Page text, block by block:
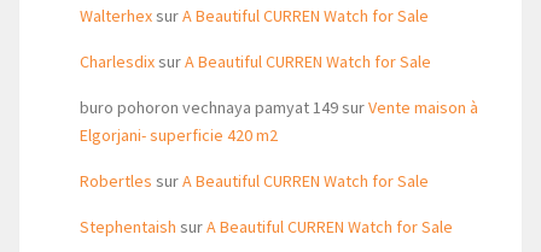
WalterhexsurA Beautiful CURREN Watch for Sale
CharlesdixsurA Beautiful CURREN Watch for Sale
buro pohoron vechnaya pamyat 149surVente maison à
Elgorjani- superficie 420 m2
Robertles surA Beautiful CURREN Watch for Sale
Stephentaish surA Beautiful CURREN Watch for Sale